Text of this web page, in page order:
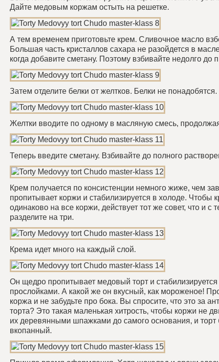
Дайте медовым коржам остыть на решетке.
А тем временем приготовьте крем. Сливочное масло
Большая часть кристаллов сахара не разойдется в
когда добавите сметану. Поэтому взбивайте недолго до
Затем отделите белки от желтков. Белки не понадобятся.
Желтки вводите по одному в масляную смесь,
Теперь введите сметану. Взбивайте до полного
Крем получается по консистенции немного жиже, чем
пропитывает коржи и стабилизируется в холоде. Чтобы
одинаково на все коржи, действует тот же совет, что и с
разделите на три.
Крема идет много на каждый слой.
Он щедро пропитывает медовый торт и
прослойками. А какой же он вкусный, как мороженое!
коржа и не забудьте про бока. Вы спросите, что это за
торта? Это такая маленькая хитрость, чтобы коржи не
их деревянными шпажками до самого основания, и торт
вкопанный.